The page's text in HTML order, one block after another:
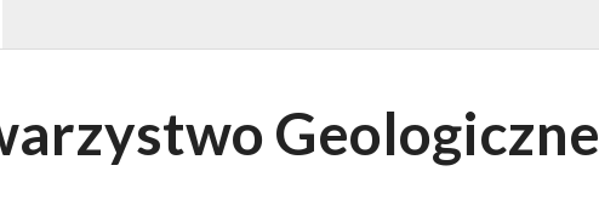
Geologiczne